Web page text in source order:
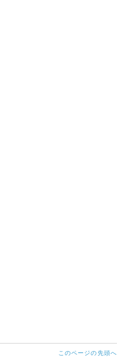
このページの先頭へ